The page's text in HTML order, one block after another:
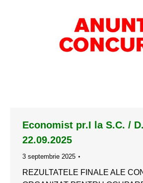
Economist pr.I la S.C. /
22.09.2025
3 septembrie 2025
REZULTATELE FINALE ALE